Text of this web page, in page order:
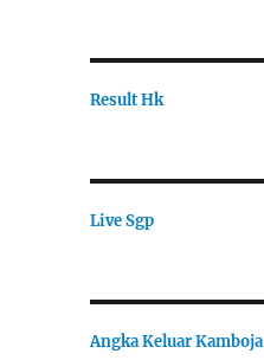
Result Hk
Live Sgp
Angka Keluar Kamboja